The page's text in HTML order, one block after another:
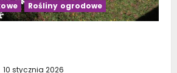
Rośliny ogrodowe
10 stycznia 2026